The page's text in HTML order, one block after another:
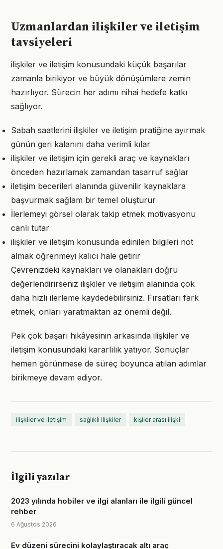
Uzmanlardan ilişkiler ve iletişim
tavsiyeleri
ilişkiler ve iletişim konusundaki küçük başarılar
zamanla birikiyor ve büyük dönüşümlere zemin
hazırlıyor. Sürecin her adımı nihai hedefe katkı
sağlıyor.
Sabah saatlerini ilişkiler ve iletişim pratiğine ayırmak
günün geri kalanını daha verimli kılar
ilişkiler ve iletişim için gerekli araç ve kaynakları
önceden hazırlamak zamandan tasarruf sağlar
iletişim becerileri alanında güvenilir kaynaklara
başvurmak sağlam bir temel oluşturur
İlerlemeyi görsel olarak takip etmek motivasyonu
canlı tutar
ilişkiler ve iletişim konusunda edinilen bilgileri not
almak öğrenmeyi kalıcı hale getirir
Çevrenizdeki kaynakları ve olanakları doğru
değerlendirirseniz ilişkiler ve iletişim alanında çok
daha hızlı ilerleme kaydedebilirsiniz. Fırsatları fark
etmek, onları yaratmaktan az önemli değil.
Pek çok başarı hikâyesinin arkasında ilişkiler ve
iletişim konusundaki kararlılık yatıyor. Sonuçlar
hemen görünmese de süreç boyunca atılan adımlar
birikmeye devam ediyor.
ilişkiler ve iletişim sağlıklı ilişkiler kişiler arası ilişki
İlgili yazılar
2023 yılında hobiler ve ilgi alanları ile ilgili güncel
rehber
6 Ağustos 2026
Ev düzeni sürecini kolaylaştıracak altı araç